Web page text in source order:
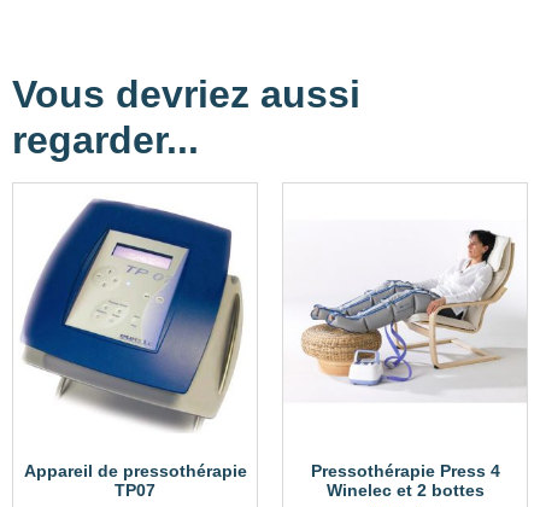
Vous devriez aussi
regarder...
Appareil de pressothérapie
TP07
Pressothérapie Press 4
Winelec et 2 bottes